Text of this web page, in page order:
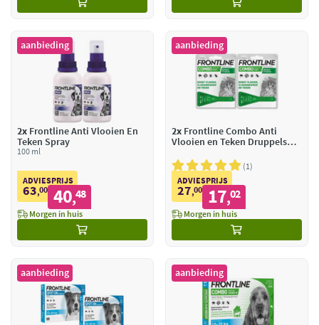
aanbieding
2x Frontline Anti Vlooien En
Teken Spray
100 ml
ADVIESPRIJS
63,00 40,48
Morgen in huis
aanbieding
2xFrontline Combo Anti
Vlooien en Teken Druppels
1
ADVIESPRIJS
27,00 17,02
Morgen in huis
aanbieding aanbieding